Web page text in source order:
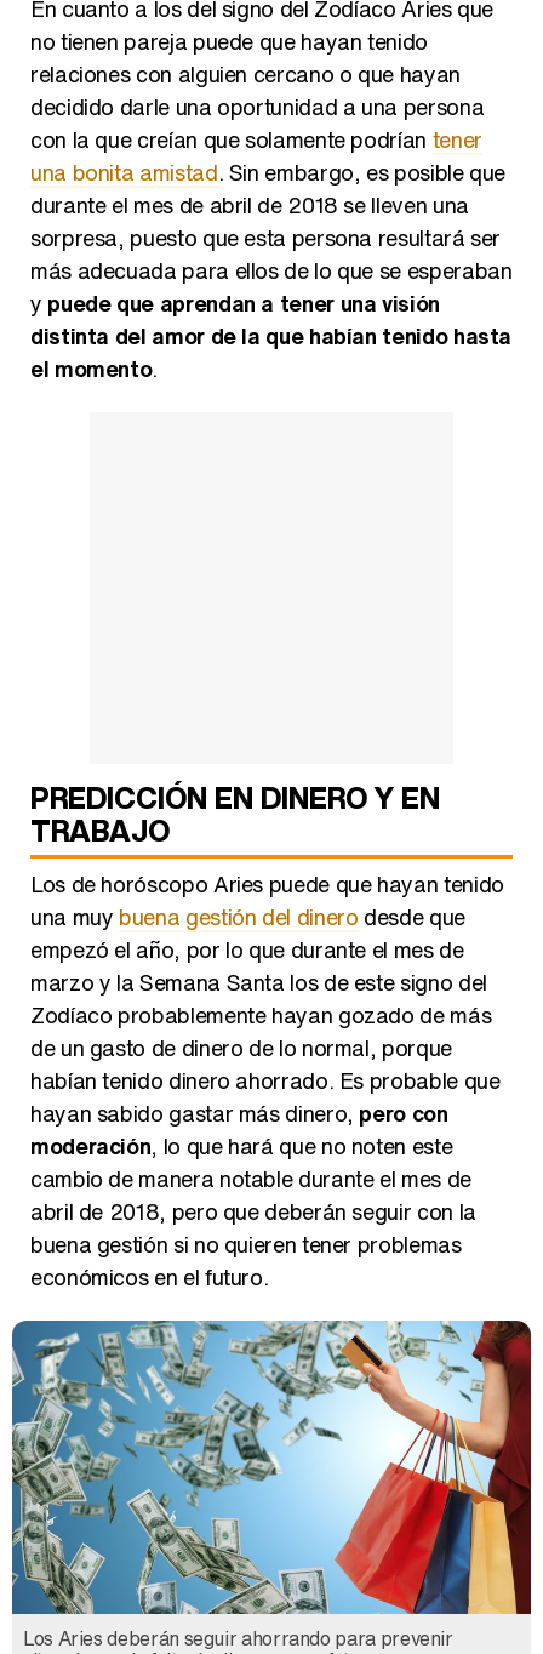
no tienen pareja puede que hayan tenido
relaciones con alguien cercano o que hayan
decidido darle una oportunidad a una persona
con la que creían que solamente podríantener
una bonita amistad. Sin embargo, es posible que
durante el mes de abril de 2018 se lleven una
sorpresa, puesto que esta persona resultará ser
más adecuada para ellos de lo que se esperaban
ypuede que aprendan a tener una visión
distinta del amor de la que habían tenido hasta
el momento .
PREDICCIÓN EN DINERO Y EN
TRABAJO
Los de horóscopo Aries puede que hayan tenido
una muybuena gestión del dinerodesde que
empezó el año, por lo que durante el mes de
marzo y la Semana Santa los de este signo del
Zodíaco probablemente hayan gozado de más
de un gasto de dinero de lo normal, porque
habían tenido dinero ahorrado. Es probable que
hayan sabido gastar más dinero,pero con
moderación, lo que hará que no noten este
cambio de manera notable durante el mes de
abril de 2018, pero que deberán seguir con la
buena gestión si no quieren tener problemas
económicos en el futuro.
Los Aries deberán seguir ahorrando para prevenir
situaciones de falta de dinero en un futuro